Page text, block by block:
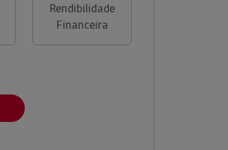
Rendibilidade
Financeira